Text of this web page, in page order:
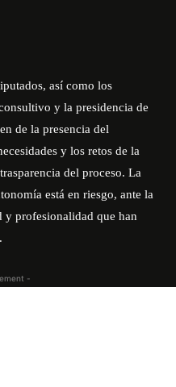
así como los
y la presidencia de
de la presencia del
y los retos de la
del proceso. La
está en riesgo, ante la
profesionalidad que han
-